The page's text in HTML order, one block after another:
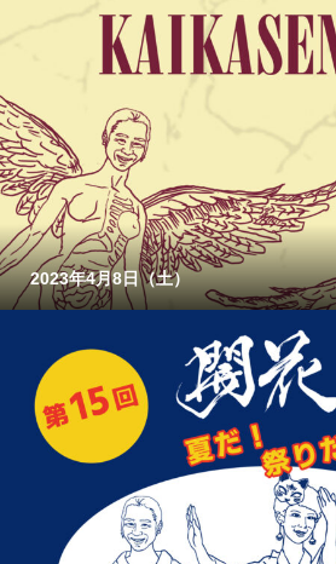
2023年4月8日（土）